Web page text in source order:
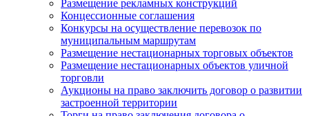
Размещение рекламных конструкций
Концессионные соглашения
Конкурсы на осуществление перевозок по
муниципальным маршрутам
Размещение нестационарных торговых объектов
Размещение нестационарных объектов уличной
торговли
Аукционы на право заключить договор о развитии
застроенной территории